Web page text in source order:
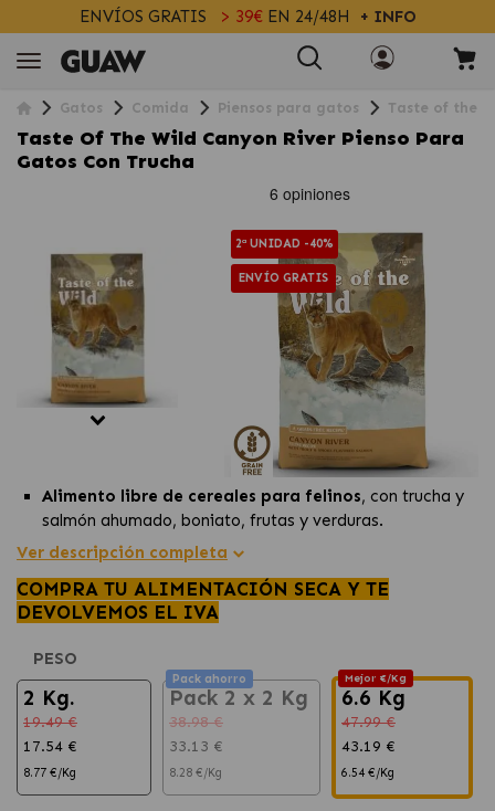
ENVÍOS GRATIS > 39€EN 24/48H + INFO
Gatos Comida Piensos para gatos Taste of the
Taste Of The Wild Canyon River Pienso Para
Gatos Con Trucha
2ª UNIDAD -40%
ENVÍO GRATIS
Alimento libre de cereales para felinos, con trucha y
salmón ahumado, boniato, frutas y verduras.
Rica fuente de proteínas,
las edades y razas, con un sabor excepcional.
Una elección saludable y sabrosa para tu gato,
promoviendo su bienestar en todas las etapas de vida.
Ver descripción completa
COMPRA TU ALIMENTACIÓN SECA Y TE
DEVOLVEMOS EL IVA
PESO
2 Kg.
19.49 €
17.54 €
8.77 €/Kg
Pack ahorro
Pack 2 x 2 Kg
38.98 €
33.13 €
8.28 €/Kg
Mejor €/Kg
6.6 Kg
47.99 €
43.19 €
6.54 €/Kg